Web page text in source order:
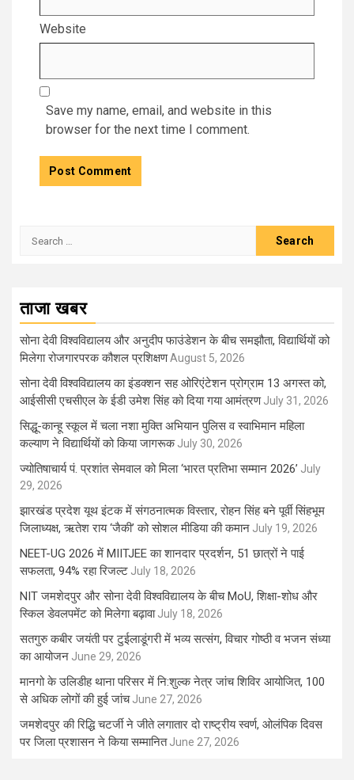
Website
Save my name, email, and website in this
browser for the next time I comment.
Search
ताजा खबर
सोना देवी विश्वविद्यालय और अनुदीप फाउंडेशन के बीच समझौता, विद्यार्थियों को
मिलेगा रोजगारपरक कौशल प्रशिक्षणAugust 5, 2026
सोना देवी विश्वविद्यालय का इंडक्शन सह ओरिएंटेशन प्रोग्राम 13 अगस्त को,
आईसीसी एचसीएल के ईडी उमेश सिंह को दिया गया आमंत्रण July 31, 2026
सिद्धू-कान्हू स्कूल में चला नशा मुक्ति अभियान पुलिस व स्वाभिमान महिला
कल्याण ने विद्यार्थियों को किया जागरूक July 30, 2026
ज्योतिषाचार्य पं. प्रशांत सेमवाल को मिला ‘भारत प्रतिभा सम्मान 2026’ July
29, 2026
झारखंड प्रदेश यूथ इंटक में संगठनात्मक विस्तार, रोहन सिंह बने पूर्वी सिंहभूम
जिलाध्यक्ष, ऋतेश राय ‘जैकी’ को सोशल मीडिया की कमान July 19, 2026
NEET-UG 2026 में MIITJEE का शानदार प्रदर्शन, 51 छात्रों ने पाई
सफलता, 94% रहा रिजल्ट July 18, 2026
NIT जमशेदपुर और सोना देवी विश्वविद्यालय के बीच MoU, शिक्षा-शोध और
स्किल डेवलपमेंट को मिलेगा बढ़ावा July 18, 2026
सतगुरु कबीर जयंती पर टुईलाडूंगरी में भव्य सत्संग, विचार गोष्ठी व भजन संध्या
का आयोजन June 29, 2026
मानगो के उलिडीह थाना परिसर में नि:शुल्क नेत्र जांच शिविर आयोजित, 100
से अधिक लोगों की हुई जांच June 27, 2026
जमशेदपुर की रिद्धि चटर्जी ने जीते लगातार दो राष्ट्रीय स्वर्ण, ओलंपिक दिवस
पर जिला प्रशासन ने किया सम्मानित June 27, 2026